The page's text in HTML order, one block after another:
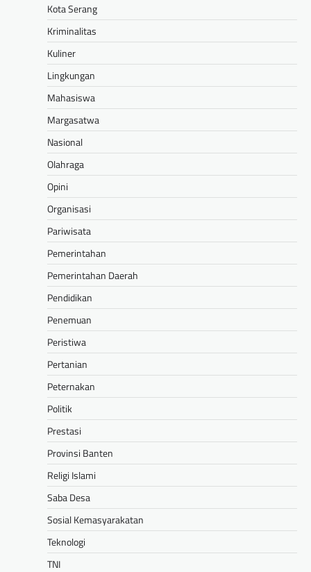
Kota Serang
Kriminalitas
Kuliner
Lingkungan
Mahasiswa
Margasatwa
Nasional
Olahraga
Opini
Organisasi
Pariwisata
Pemerintahan
Pemerintahan Daerah
Pendidikan
Penemuan
Peristiwa
Pertanian
Peternakan
Politik
Prestasi
Provinsi Banten
Religi Islami
Saba Desa
Sosial Kemasyarakatan
Teknologi
TNI